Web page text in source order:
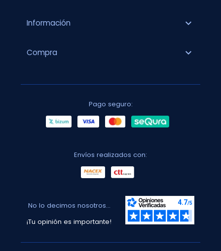
Información expand_more
Compra expand_more
Pago seguro:
Envíos realizados con:
No lo decimos nosotros...
¡Tu opinión es importante!